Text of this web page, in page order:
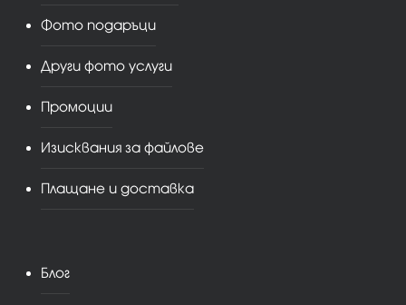
Фото подаръци
Други фото услуги
Промоции
Изисквания за файлове
Плащане и доставка
Блог